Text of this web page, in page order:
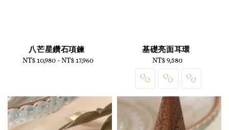
八芒星鑽石項鍊
Regular
NT$ 10,980-NT$ 17,960
基礎亮面耳環
Regular
price
NT$ 9,580